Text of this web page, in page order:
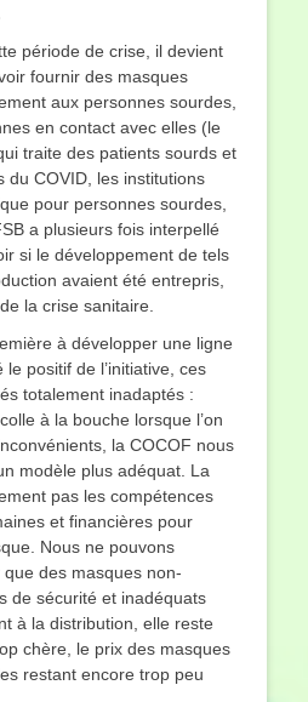
période de crise, il devient
fournir des masques
aux personnes sourdes,
en contact avec elles (le
traite des patients sourds et
du COVID, les institutions
pour personnes sourdes,
a plusieurs fois interpellé
si le développement de tels
avaient été entrepris,
la crise sanitaire.
à développer une ligne
positif de l’initiative, ces
totalement inadaptés :
à la bouche lorsque l’on
la COCOF nous
modèle plus adéquat. La
pas les compétences
et financières pour
Nous ne pouvons
des masques non-
de sécurité et inadéquats
à la distribution, elle reste
chère, le prix des masques
restant encore trop peu